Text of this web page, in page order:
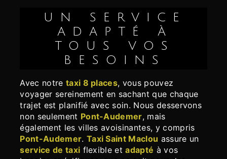
UN SERVICE
ADAPTÉ À
TOUS VOS
BESOINS
Avec notre taxi 8 places, vous pouvez
voyager sereinement en sachant que chaque
trajet est planifié avec soin. Nous desservons
non seulement Pont-Audemer, mais
également les villes avoisinantes, y compris
Pont-Audemer. Taxi Saint Maclou assure un
service de taxi flexible etadapté à vos